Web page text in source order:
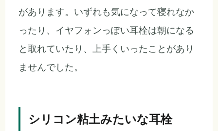
があります。いずれも気になって寝れなか
ったり、イヤフォンっぽい耳栓は朝になる
と取れていたり、上手くいったことがあり
ませんでした。
シリコン粘土みたいな耳栓